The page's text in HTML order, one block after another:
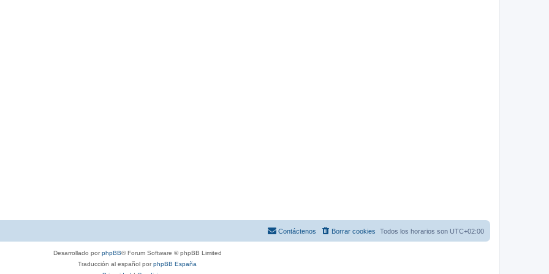
Todos los horarios son UTC+02:00
Borrar cookies
Contáctenos
Desarrollado porphpBB® Forum Software © phpBB Limited
Traducción al español porphpBB España